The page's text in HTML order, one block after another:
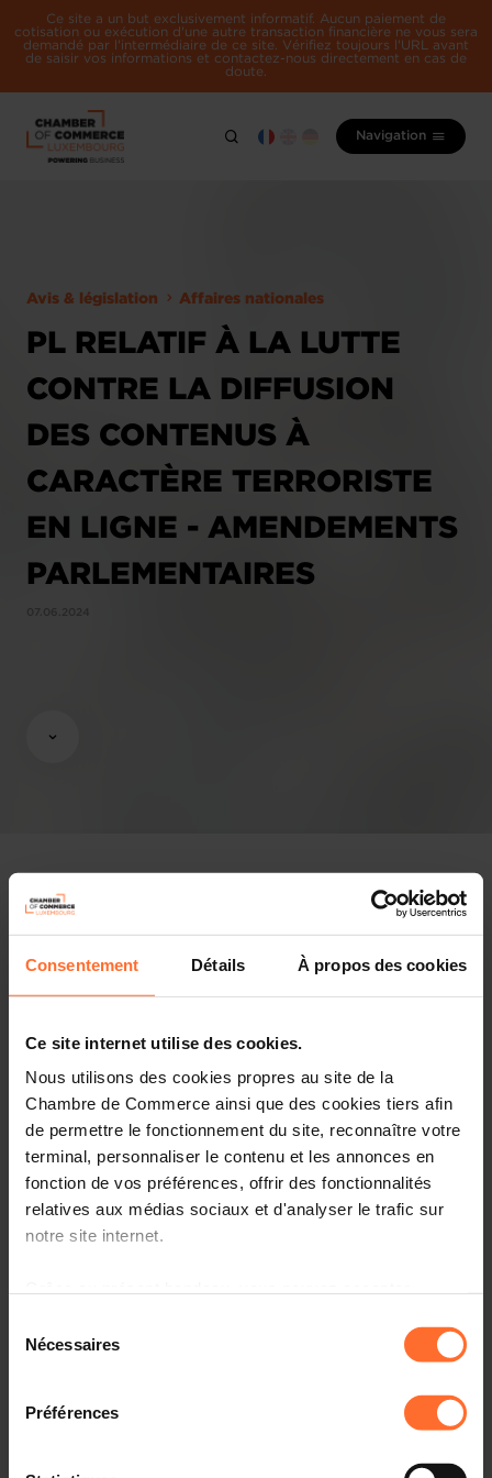
Consentement Détails À propos des cookies
Ce site internet utilise des cookies.
Nous utilisons des cookies propres au site de la
Chambre de Commerce ainsi que des cookies tiers afin
de permettre le fonctionnement du site, reconnaître votre
terminal, personnaliser le contenu et les annonces en
fonction de vos préférences, offrir des fonctionnalités
relatives aux médias sociaux et d'analyser le trafic sur
notre site internet.
à l’exception des cookies strictement nécessaires au
fonctionnement du site. Une description des différents
cookies est accessible sous l’onglet « Détails » ci-
dessus.
Il est précisé que la navigation sur le site et certaines
Nécessaires
Préférences
Ce site a un but exclusivement informatif. Aucun paiement de
cotisation ou exécution d'une autre transaction financière ne vous sera
demandé par l'intermédiaire de ce site. Vérifiez toujours l'URL avant
de saisir vos informations et contactez-nous directement en cas de
doute.
Navigation
Avis & législation Affaires nationales
PL RELATIF À LA LUTTE
CONTRE LA DIFFUSION
DES CONTENUS À
CARACTÈRE TERRORISTE
EN LIGNE - AMENDEMENTS
PARLEMENTAIRES
Avis & législation
Infos pratiques
Partager cet article
Projet de loi n°8325 portant mise en œuvre du
règlement (UE) 2021/784 du Parlement européen et du
Conseil du 29 avril 2021 relatif à la lutte contre la
amendements parlementaires relatifs au projet de loi
de la Chambre de Commerce.